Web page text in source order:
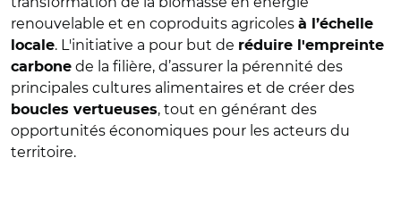
renouvelable et en coproduits agricoles à l’échelle
locale. L'initiative a pour but de réduire l'empreinte
carbone de la filière, d’assurer la pérennité des
principales cultures alimentaires et de créer des
boucles vertueuses, tout en générant des
opportunités économiques pour les acteurs du
territoire.